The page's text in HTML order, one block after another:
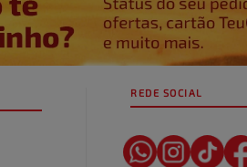
REDE SOCIAL